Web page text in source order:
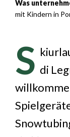
Was
mit Kindern in
S di